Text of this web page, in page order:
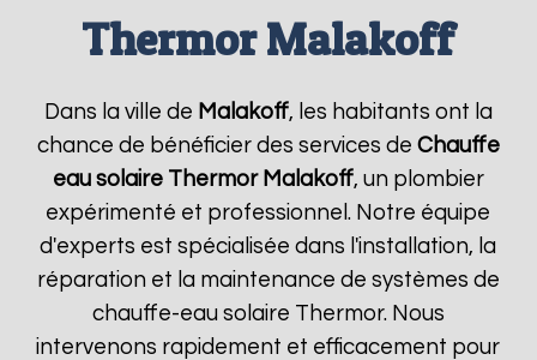
Thermor Malakoff
Dans la ville de Malakoff, les habitants ont la
chance de bénéficier des services de Chauffe
eau solaire Thermor Malakoff, un plombier
expérimenté et professionnel. Notre équipe
d'experts est spécialisée dans l'installation, la
réparation et la maintenance de systèmes de
chauffe-eau solaire Thermor. Nous
intervenons rapidement et efficacement pour